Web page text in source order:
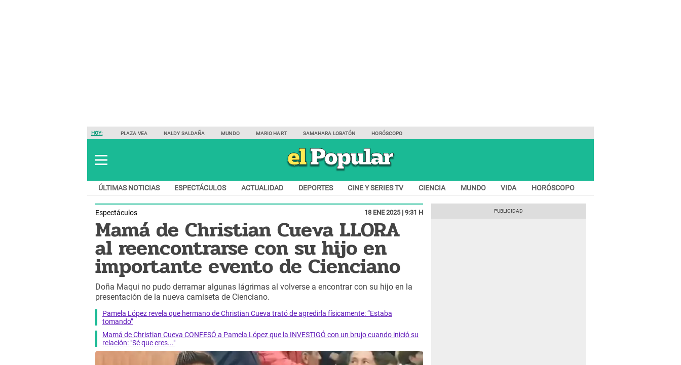
HOY: PLAZA VEA NALDY SALDAÑA MUNDO MARIO HART SAMAHARA LOBATÓN HORÓSCOPO
ÚLTIMAS NOTICIAS ESPECTÁCULOS ACTUALIDAD DEPORTES CINE Y SERIES TV CIENCIA MUNDO VIDA HORÓSCOPO
Espectáculos 18 ENE 2025 | 9:31 H
Mamá de Christian Cueva LLORA
al reencontrarse con su hijo en
importante evento de Cienciano
Doña Maqui no pudo derramar algunas lágrimas al volverse a encontrar con su hijo en la
presentación de la nueva camiseta de Cienciano.
Pamela López revela que hermano de Christian Cueva trató de agredirla físicamente: “Estaba
tomando”
Mamá de Christian Cueva CONFESÓ a Pamela López que la INVESTIGÓ con un brujo cuando inició su
relación: "Sé que eres..."